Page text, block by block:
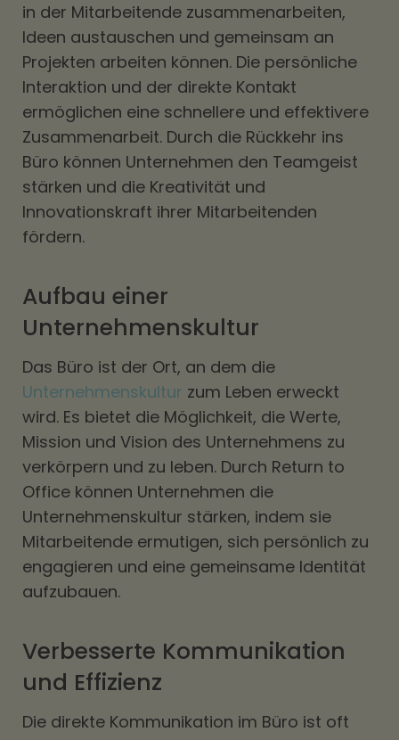
in der Mitarbeitende zusammenarbeiten,
Ideen austauschen und gemeinsam an
Projekten arbeiten können. Die persönliche
Interaktion und der direkte Kontakt
ermöglichen eine schnellere und effektivere
Zusammenarbeit. Durch die Rückkehr ins
Büro können Unternehmen den Teamgeist
stärken und die Kreativität und
Innovationskraft ihrer Mitarbeitenden
fördern.
Aufbau einer
Unternehmenskultur
Das Büro ist der Ort, an dem die
Unternehmenskultur zum Leben erweckt
wird. Es bietet die Möglichkeit, die Werte,
Mission und Vision des Unternehmens zu
verkörpern und zu leben. Durch Return to
Office können Unternehmen die
Unternehmenskultur stärken, indem sie
Mitarbeitende ermutigen, sich persönlich zu
engagieren und eine gemeinsame Identität
aufzubauen.
Verbesserte Kommunikation
und Effizienz
Die direkte Kommunikation im Büro ist oft